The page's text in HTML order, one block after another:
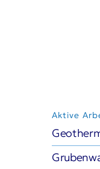
in der Stadt
im
Aktive